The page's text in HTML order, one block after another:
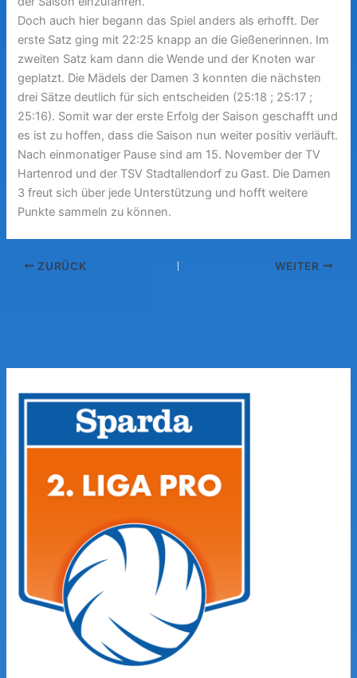
Doch auch hier begann das Spiel anders als erhofft. Der
erste Satz ging mit 22:25 knapp an die Gießenerinnen. Im
zweiten Satz kam dann die Wende und der Knoten war
geplatzt. Die Mädels der Damen 3 konnten die nächsten
drei Sätze deutlich für sich entscheiden (25:18 ; 25:17 ;
25:16). Somit war der erste Erfolg der Saison geschafft und
es ist zu hoffen, dass die Saison nun weiter positiv verläuft.
Nach einmonatiger Pause sind am 15. November der TV
Hartenrod und der TSV Stadtallendorf zu Gast. Die Damen
3 freut sich über jede Unterstützung und hofft weitere
Punkte sammeln zu können.
ZURÜCK WEITER